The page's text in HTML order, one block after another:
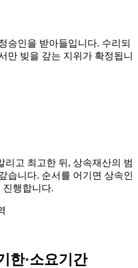
승인을 받아들입니다. 수리되
만 빚을 갚는 지위가 확정됩니
리고 최고한 뒤, 상속재산의 범
습니다. 순서를 어기면 상속인
진행합니다.
한·소요기간